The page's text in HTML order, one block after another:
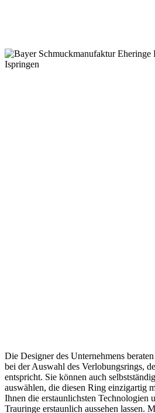
Die Designer des Unternehmens
bei der Auswahl des Verlobungsrings,
entspricht. Sie können auch
auswählen, die diesen Ring einzigartig
Ihnen die erstaunlichsten Technologien
Trauringe erstaunlich aussehen lassen.